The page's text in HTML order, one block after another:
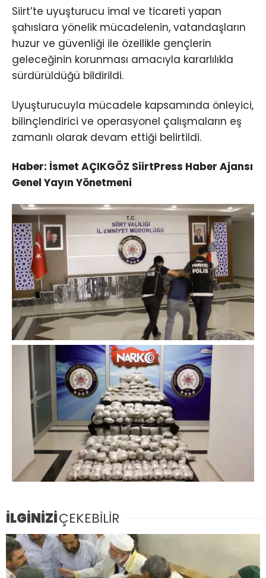
Siirt’te uyuşturucu imal ve ticareti yapan
şahıslara yönelik mücadelenin, vatandaşların
huzur ve güvenliği ile özellikle gençlerin
geleceğinin korunması amacıyla kararlılıkla
sürdürüldüğü bildirildi.
Uyuşturucuyla mücadele kapsamında önleyici,
bilinçlendirici ve operasyonel çalışmaların eş
zamanlı olarak devam ettiği belirtildi.
Haber: İsmet AÇIKGÖZ SiirtPress Haber Ajansı
Genel Yayın Yönetmeni
İLGİNİZİÇEKEBİLİR